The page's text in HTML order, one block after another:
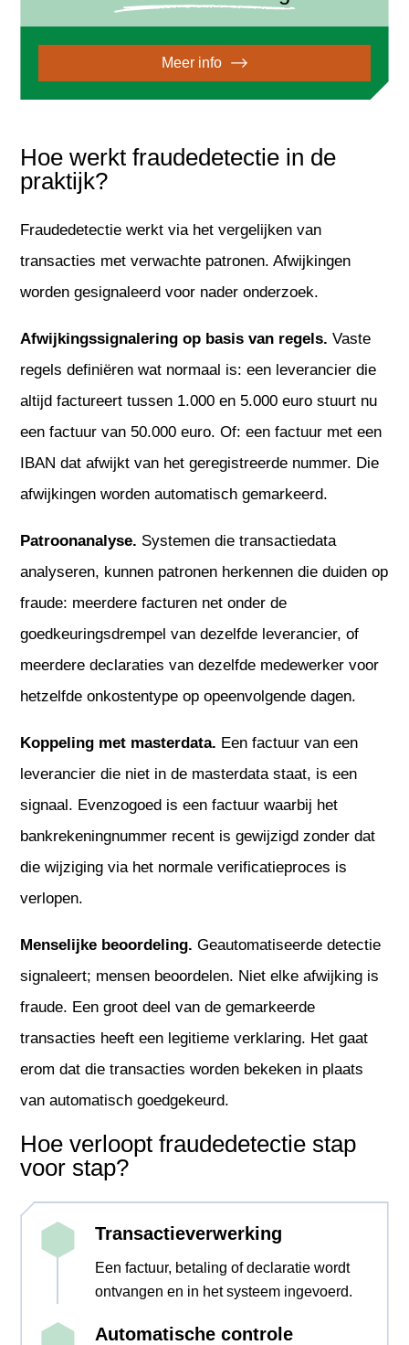
Meer info
Hoe werkt fraudedetectie in de
praktijk?
Fraudedetectie werkt via het vergelijken van
transacties met verwachte patronen. Afwijkingen
worden gesignaleerd voor nader onderzoek.
Afwijkingssignalering op basis van regels. Vaste
regels definiëren wat normaal is: een leverancier die
altijd factureert tussen 1.000 en 5.000 euro stuurt nu
een factuur van 50.000 euro. Of: een factuur met een
IBAN dat afwijkt van het geregistreerde nummer. Die
afwijkingen worden automatisch gemarkeerd.
Patroonanalyse. Systemen die transactiedata
analyseren, kunnen patronen herkennen die duiden op
fraude: meerdere facturen net onder de
goedkeuringsdrempel van dezelfde leverancier, of
meerdere declaraties van dezelfde medewerker voor
hetzelfde onkostentype op opeenvolgende dagen.
Koppeling met masterdata. Een factuur van een
leverancier die niet in de masterdata staat, is een
signaal. Evenzogoed is een factuur waarbij het
bankrekeningnummer recent is gewijzigd zonder dat
die wijziging via het normale verificatieproces is
verlopen.
Menselijke beoordeling. Geautomatiseerde detectie
signaleert; mensen beoordelen. Niet elke afwijking is
fraude. Een groot deel van de gemarkeerde
transacties heeft een legitieme verklaring. Het gaat
erom dat die transacties worden bekeken in plaats
van automatisch goedgekeurd.
Hoe verloopt fraudedetectie stap
voor stap?
Transactieverwerking
Een factuur, betaling of declaratie wordt
ontvangen en in het systeem ingevoerd.
Automatische controle